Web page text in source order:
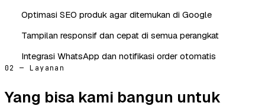
Optimasi SEO produk agar ditemukan di Google
Tampilan responsif dan cepat di semua perangkat
Integrasi WhatsApp dan notifikasi order otomatis
02 — Layanan
Yang bisa kami bangun untuk